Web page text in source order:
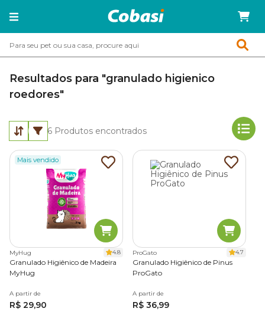
Resultados para "granulado higienico
roedores"
6 Produtos encontrados
Mais vendido
MyHug 4.8
Granulado Higiênico de Madeira
MyHug
A partir de
R$ 29,90
ProGato 4.7
Granulado Higiênico de Pinus
ProGato
A partir de
R$ 36,99